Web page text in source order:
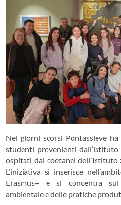
Nei giorni scorsi Pontassieve ha
studenti provenienti dall’istituto
ospitati dai coetanei dell’Istituto
L’iniziativa si inserisce
Erasmus+ e si concentra sul
ambientale e delle pratiche